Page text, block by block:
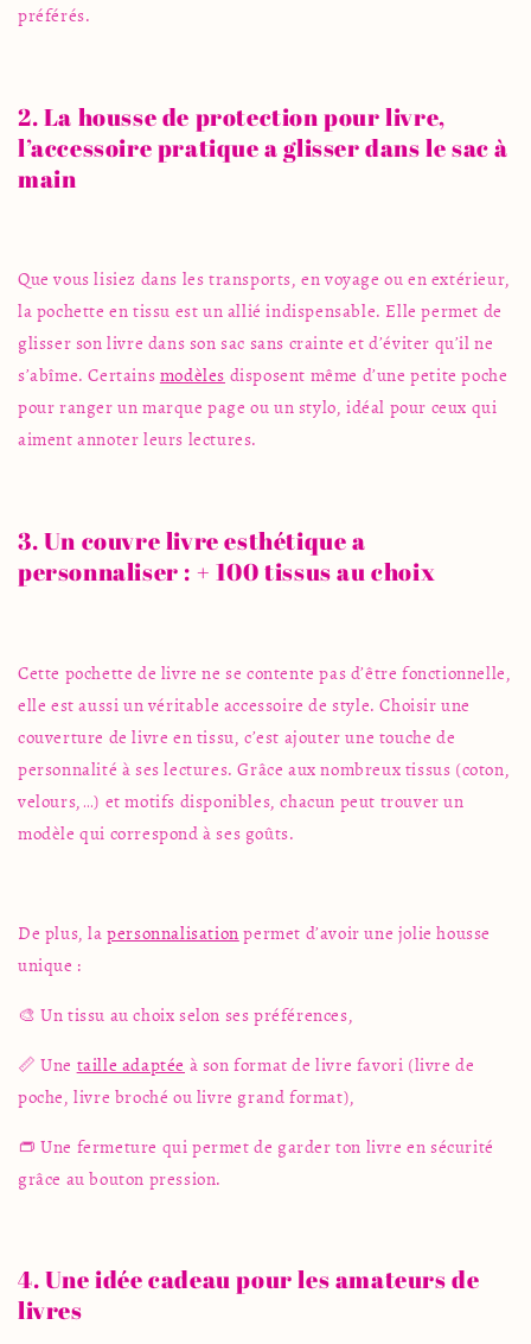
préférés.
2. La housse de protection pour livre,
l’accessoirepratique a glisser dans le sac à
main
Que vous lisiez dans les transports, en voyage ou en extérieur,
la pochette en tissu est un allié indispensable. Elle permet de
glisser son livre dans son sac sans crainte et d’éviter qu’il ne
s’abîme. Certains modèles disposent même d’une petite poche
pour ranger un marque page ou un stylo, idéal pour ceux qui
aiment annoter leurs lectures.
3. Un couvre livre esthétique a
personnaliser : + 100 tissus au choix
Cette pochette de livre ne se contente pas d’être fonctionnelle,
elle est aussi un véritable accessoire de style. Choisir une
couverture de livre en tissu, c’est ajouter une touche de
personnalité à ses lectures. Grâce aux nombreux tissus (coton,
velours,…) et motifs disponibles, chacun peut trouver un
modèle qui correspond à ses goûts.
De plus, lapersonnalisation permet d’avoir une jolie housse
unique :
🎨 Un tissu au choix selon ses préférences,
📏 Une taille adaptée à son format de livre favori (livre de
poche, livre broché ou livre grand format),
👝 Une fermeture qui permet de garder ton livre en sécurité
grâce au bouton pression.
4. Une idée cadeau pour les amateurs de
livres